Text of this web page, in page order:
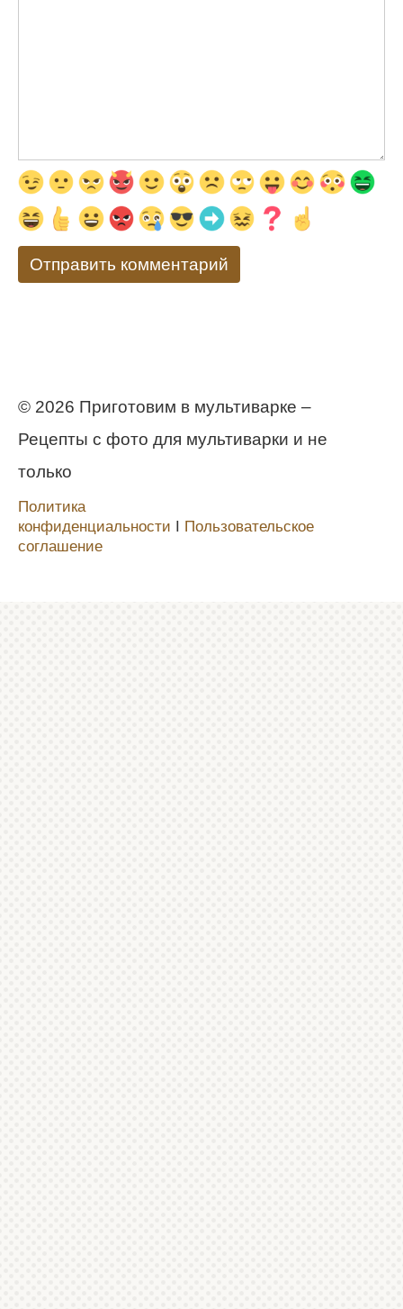
© 2026 Приготовим в мультиварке –
Рецепты с фото для мультиварки и не
только
Политика
конфиденциальности Ι Пользовательское
соглашение